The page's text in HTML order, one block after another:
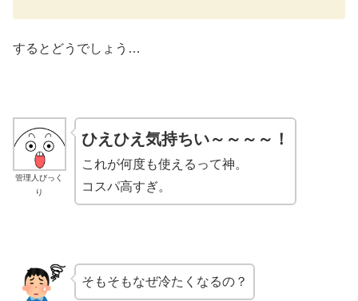
するとどうでしょう…
管理人びっく
り
ひえひえ気持ちい～～～～！
これが何度も使えるって神。
コスパ高すぎ。
そもそもなぜ冷たくなるの？